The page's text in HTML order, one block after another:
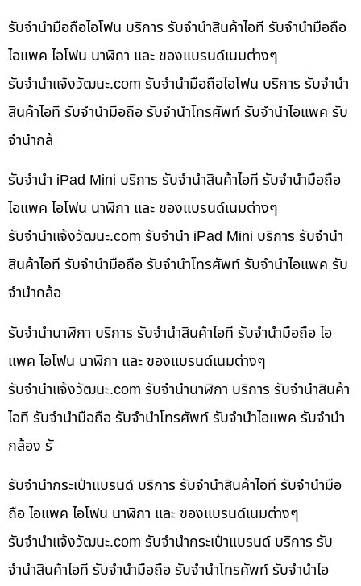
รับจำนำมือถือไอโฟน บริการ รับจำนำสินค้าไอที รับจำนำมือถือ
ไอแพค ไอโฟน นาฬิกา และ ของแบรนด์เนมต่างๆ
รับจํานําแจ้งวัฒนะ.com รับจำนำมือถือไอโฟน บริการ รับจำนำ
สินค้าไอที รับจำนำมือถือ รับจำนำโทรศัพท์ รับจำนำไอแพค รับ
จำนำกล้
รับจำนำ iPad Mini บริการ รับจำนำสินค้าไอที รับจำนำมือถือ
ไอแพค ไอโฟน นาฬิกา และ ของแบรนด์เนมต่างๆ
รับจํานําแจ้งวัฒนะ.com รับจำนำ iPad Mini บริการ รับจำนำ
สินค้าไอที รับจำนำมือถือ รับจำนำโทรศัพท์ รับจำนำไอแพค รับ
จำนำกล้อ
รับจำนำนาฬิกา บริการ รับจำนำสินค้าไอที รับจำนำมือถือ ไอ
แพค ไอโฟน นาฬิกา และ ของแบรนด์เนมต่างๆ
รับจํานําแจ้งวัฒนะ.com รับจำนำนาฬิกา บริการ รับจำนำสินค้า
ไอที รับจำนำมือถือ รับจำนำโทรศัพท์ รับจำนำไอแพค รับจำนำ
กล้อง รั
รับจำนำกระเป๋าแบรนด์ บริการ รับจำนำสินค้าไอที รับจำนำมือ
ถือ ไอแพค ไอโฟน นาฬิกา และ ของแบรนด์เนมต่างๆ
รับจํานําแจ้งวัฒนะ.com รับจำนำกระเป๋าแบรนด์ บริการ รับ
จำนำสินค้าไอที รับจำนำมือถือ รับจำนำโทรศัพท์ รับจำนำไอ